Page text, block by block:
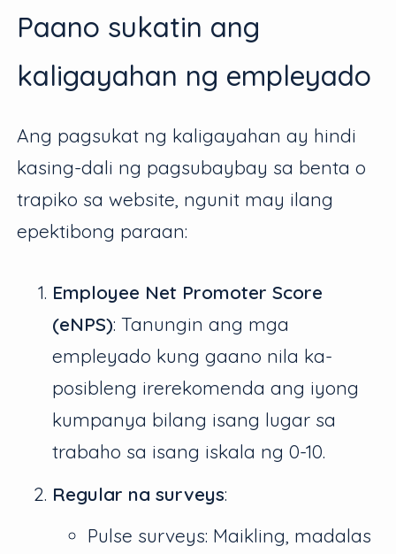
Paano sukatin ang
kaligayahan ng empleyado
Ang pagsukat ng kaligayahan ay hindi
kasing-dali ng pagsubaybay sa benta o
trapiko sa website, ngunit may ilang
epektibong paraan:
Employee Net Promoter Score
(eNPS): Tanungin ang mga
empleyado kung gaano nila ka-
posibleng irerekomenda ang iyong
kumpanya bilang isang lugar sa
trabaho sa isang iskala ng 0-10.
Regular na surveys:
Pulse surveys: Maikling, madalas